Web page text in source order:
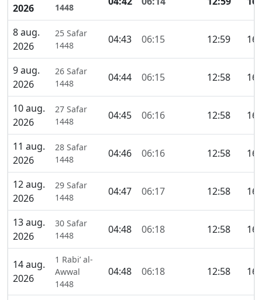
2026
1448
8 aug.
2026
25 Safar
1448
04:43 06:15 12:59
9 aug.
2026
26 Safar
1448
04:44 06:15 12:58
10 aug.
2026
27 Safar
1448
04:45 06:16 12:58
11 aug.
2026
28 Safar
1448
04:46 06:16 12:58
12 aug.
2026
29 Safar
1448
04:47 06:17 12:58
13 aug.
2026
30 Safar
1448
04:48 06:18 12:58
14 aug.
2026
1 Rabi’ al-
Awwal
1448
04:48 06:18 12:58